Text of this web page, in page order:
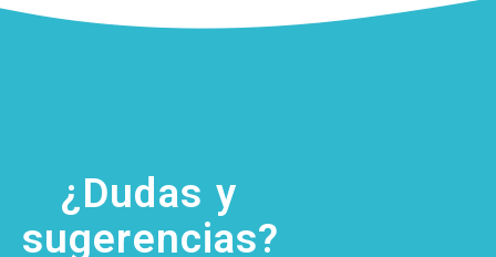
¿Dudas y
sugerencias?